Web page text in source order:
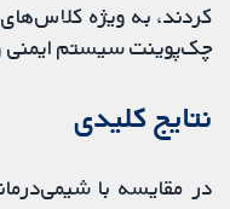
کردند، به ویژه
چک‌پوینت سیستم ایمنی
‌نتایج کلیدی
در مقایسه با